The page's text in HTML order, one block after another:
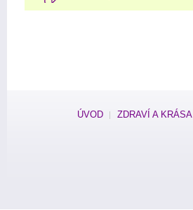
ÚVOD ZDRAVÍ A KRÁSA